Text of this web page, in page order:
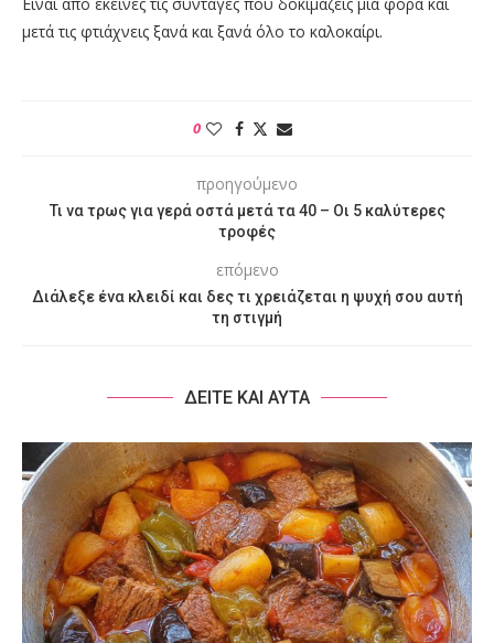
μετά τις φτιάχνεις ξανά και ξανά όλο το καλοκαίρι.
0
προηγούμενο
Τι να τρως για γερά οστά μετά τα 40 – Οι 5 καλύτερες
τροφές
επόμενο
Διάλεξε ένα κλειδί και δες τι χρειάζεται η ψυχή σου αυτή
τη στιγμή
ΔΕΙΤΕ ΚΑΙ ΑΥΤΑ